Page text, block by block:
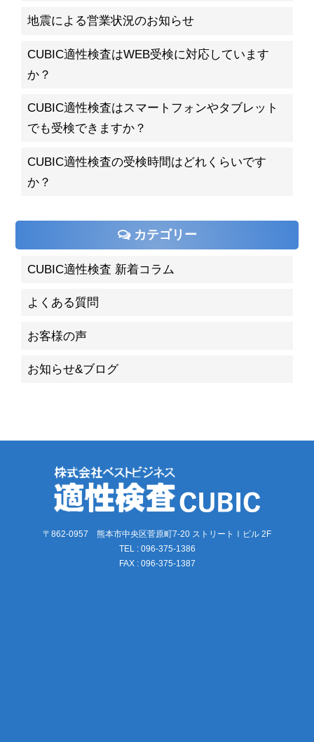
地震による営業状況のお知らせ
CUBIC適性検査はWEB受検に対応しています
か？
CUBIC適性検査はスマートフォンやタブレット
でも受検できますか？
CUBIC適性検査の受検時間はどれくらいです
か？
カテゴリー
CUBIC適性検査 新着コラム
よくある質問
お客様の声
お知らせ&ブログ
〒862-0957 熊本市中央区菅原町7-20 ストリートⅠビル 2F
TEL : 096-375-1386
FAX : 096-375-1387